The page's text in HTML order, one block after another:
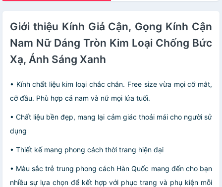
Giới thiệu Kính Giả Cận, Gọng Kính Cận
Nam Nữ Dáng Tròn Kim Loại Chống Bức
Xạ, Ánh Sáng Xanh
• Kính chất liệu kim loại chắc chắn. Free size vừa mọi cỡ mắt,
cỡ đầu. Phù hợp cả nam và nữ mọi lứa tuổi.
• Chất liệu bền đẹp, mang lại cảm giác thoải mái cho người sử
dụng
• Thiết kế mang phong cách thời trang hiện đại
• Màu sắc trẻ trung phong cách Hàn Quốc mang đến cho bạn
nhiều sự lựa chọn để kết hợp với phục trang và phụ kiện mỗi